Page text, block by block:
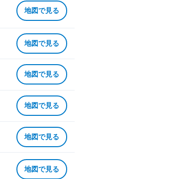
地図で見る
地図で見る
地図で見る
地図で見る
地図で見る
地図で見る